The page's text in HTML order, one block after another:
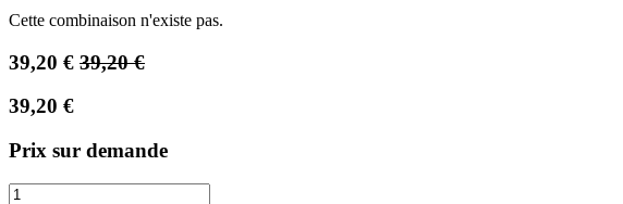
Cette combinaison n'existe pas.
39,20 € 39,20€
39,20 €
Prix sur demande